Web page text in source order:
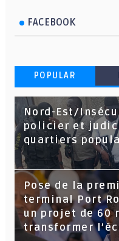
FACEBOOK
POPULAR
Nord-Est/
policier et
quartiers
Pose de la
terminal Port
un projet de 60
transformer